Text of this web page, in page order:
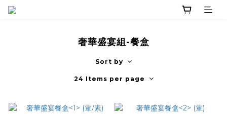
奢華盛宴組-餐盒
Sort by
24 Items per page